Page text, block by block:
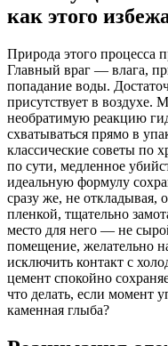
как этого
Природа этого процесса
Главный враг — влага,
попадание воды.
присутствует в воздухе.
необратимую реакцию
схватываться прямо в
классические советы по
по сути, медленное
идеальную формулу
сразу же, не откладывая,
пленкой, тщательно
место для него — не
помещение, желательно
исключить контакт с
цемент спокойно
что делать, если момент
каменная глыба?